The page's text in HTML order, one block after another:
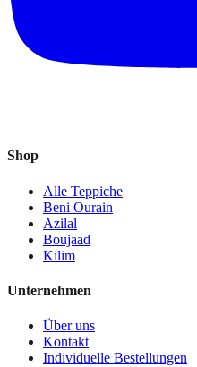
Shop
Alle Teppiche
Beni Ourain
Azilal
Boujaad
Kilim
Unternehmen
Über uns
Kontakt
Individuelle Bestellungen